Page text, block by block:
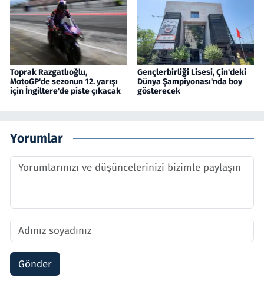
Toprak Razgatlıoğlu,
MotoGP'de sezonun 12. yarışı
için İngiltere'de piste çıkacak
Gençlerbirliği Lisesi, Çin'deki
Dünya Şampiyonası'nda boy
gösterecek
Yorumlar
Gönder